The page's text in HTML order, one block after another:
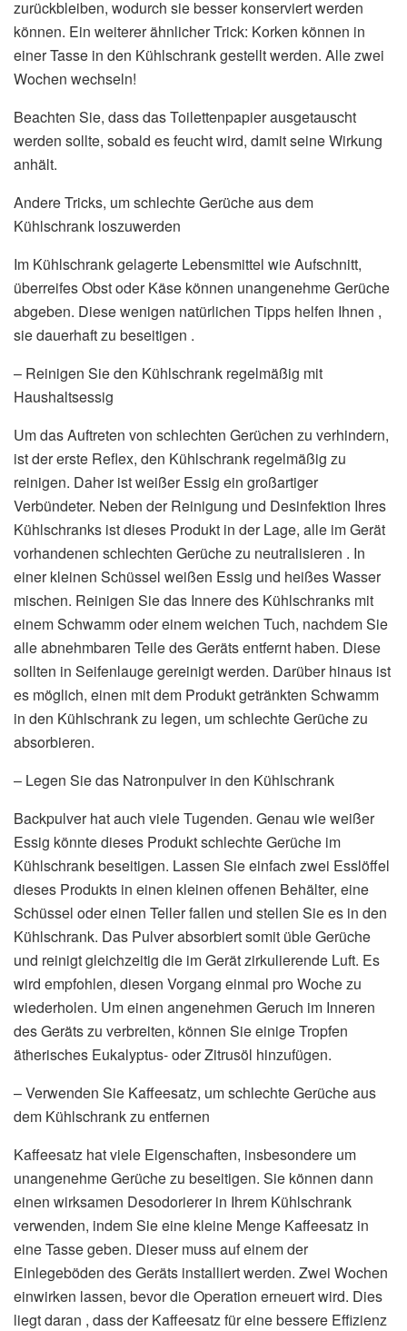
zurückbleiben, wodurch sie besser konserviert werden
können. Ein weiterer ähnlicher Trick: Korken können in
einer Tasse in den Kühlschrank gestellt werden. Alle zwei
Wochen wechseln!
Beachten Sie, dass das Toilettenpapier ausgetauscht
werden sollte, sobald es feucht wird, damit seine Wirkung
anhält.
Andere Tricks, um schlechte Gerüche aus dem
Kühlschrank loszuwerden
Im Kühlschrank gelagerte Lebensmittel wie Aufschnitt,
überreifes Obst oder Käse können unangenehme Gerüche
abgeben. Diese wenigen natürlichen Tipps helfen Ihnen ,
sie dauerhaft zu beseitigen .
– Reinigen Sie den Kühlschrank regelmäßig mit
Haushaltsessig
Um das Auftreten von schlechten Gerüchen zu verhindern,
ist der erste Reflex, den Kühlschrank regelmäßig zu
reinigen. Daher ist weißer Essig ein großartiger
Verbündeter. Neben der Reinigung und Desinfektion Ihres
Kühlschranks ist dieses Produkt in der Lage, alle im Gerät
vorhandenen schlechten Gerüche zu neutralisieren . In
einer kleinen Schüssel weißen Essig und heißes Wasser
mischen. Reinigen Sie das Innere des Kühlschranks mit
einem Schwamm oder einem weichen Tuch, nachdem Sie
alle abnehmbaren Teile des Geräts entfernt haben. Diese
sollten in Seifenlauge gereinigt werden. Darüber hinaus ist
es möglich, einen mit dem Produkt getränkten Schwamm
in den Kühlschrank zu legen, um schlechte Gerüche zu
absorbieren.
– Legen Sie das Natronpulver in den Kühlschrank
Backpulver hat auch viele Tugenden. Genau wie weißer
Essig könnte dieses Produkt schlechte Gerüche im
Kühlschrank beseitigen. Lassen Sie einfach zwei Esslöffel
dieses Produkts in einen kleinen offenen Behälter, eine
Schüssel oder einen Teller fallen und stellen Sie es in den
Kühlschrank. Das Pulver absorbiert somit üble Gerüche
und reinigt gleichzeitig die im Gerät zirkulierende Luft. Es
wird empfohlen, diesen Vorgang einmal pro Woche zu
wiederholen. Um einen angenehmen Geruch im Inneren
des Geräts zu verbreiten, können Sie einige Tropfen
ätherisches Eukalyptus- oder Zitrusöl hinzufügen.
– Verwenden Sie Kaffeesatz, um schlechte Gerüche aus
dem Kühlschrank zu entfernen
Kaffeesatz hat viele Eigenschaften, insbesondere um
unangenehme Gerüche zu beseitigen. Sie können dann
einen wirksamen Desodorierer in Ihrem Kühlschrank
verwenden, indem Sie eine kleine Menge Kaffeesatz in
eine Tasse geben. Dieser muss auf einem der
Einlegeböden des Geräts installiert werden. Zwei Wochen
einwirken lassen, bevor die Operation erneuert wird. Dies
liegt daran , dass der Kaffeesatz für eine bessere Effizienz